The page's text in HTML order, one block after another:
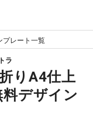
プレート一覧
ラ
りA4仕上
デザイン